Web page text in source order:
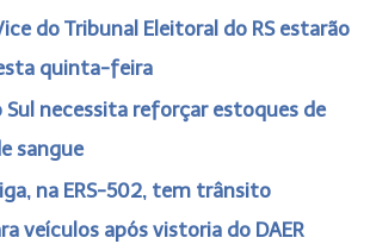
do Tribunal Eleitoral do RS estarão
quinta-feira
Sul necessita reforçar estoques de
sangue
na ERS-502, tem trânsito
veículos após vistoria do DAER